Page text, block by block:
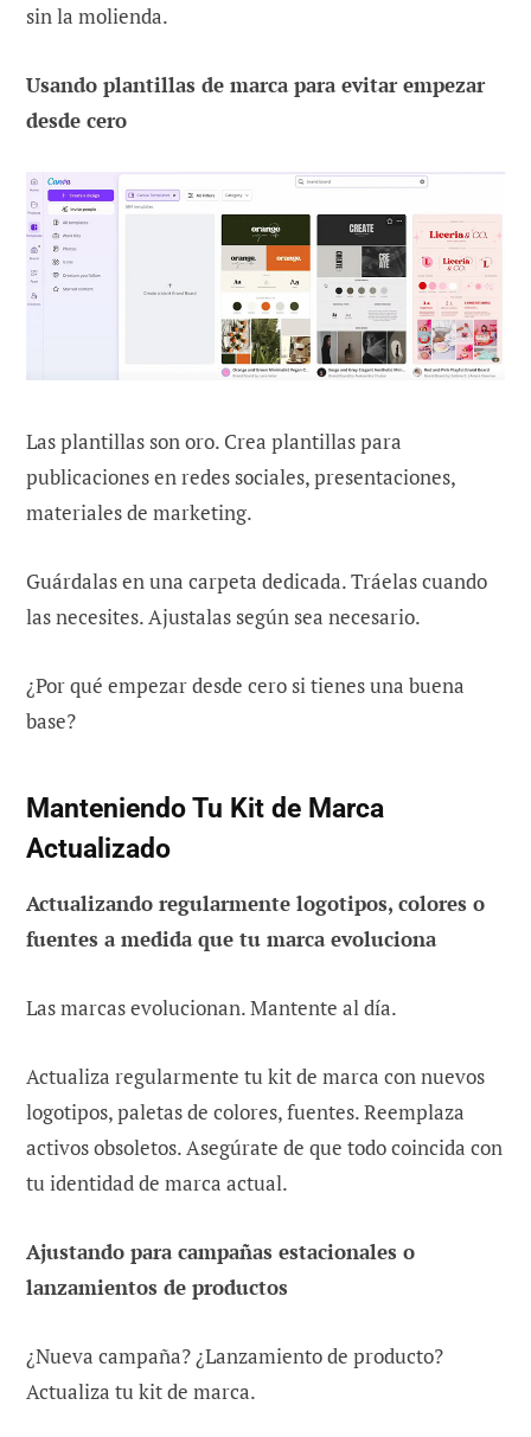
sin la molienda.
Usando plantillas de marca para evitar empezar
desde cero
Las plantillas son oro. Crea plantillas para
publicaciones en redes sociales, presentaciones,
materiales de marketing.
Guárdalas en una carpeta dedicada. Tráelas cuando
las necesites. Ajustalas según sea necesario.
¿Por qué empezar desde cero si tienes una buena
base?
Manteniendo Tu Kit de Marca
Actualizado
Actualizando regularmente logotipos, colores o
fuentes a medida que tu marca evoluciona
Las marcas evolucionan. Mantente al día.
Actualiza regularmente tu kit de marca con nuevos
logotipos, paletas de colores, fuentes. Reemplaza
activos obsoletos. Asegúrate de que todo coincida con
tu identidad de marca actual.
Ajustando para campañas estacionales o
lanzamientos de productos
¿Nueva campaña? ¿Lanzamiento de producto?
Actualiza tu kit de marca.